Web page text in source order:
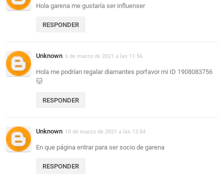
Hola garena me gustaría ser influenser
RESPONDER
Unknown 6 de marzo de 2021 a las 11:56
Hola me podrían regalar diamantes porfavor mi ID 1908083756
😽
RESPONDER
Unknown 10 de marzo de 2021 a las 13:54
En que página entrar para ser socio de garena
RESPONDER